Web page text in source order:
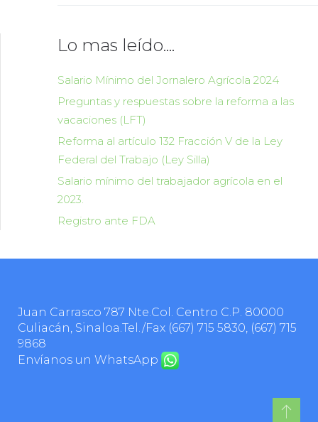
Lo mas leído....
Salario Mínimo del Jornalero Agrícola 2024
Preguntas y respuestas sobre la reforma a las
vacaciones (LFT)
Reforma al artículo 132 Fracción V de la Ley
Federal del Trabajo (Ley Silla)
Salario mínimo del trabajador agrícola en el
2023.
Registro ante FDA
Juan Carrasco 787 Nte.Col. Centro C.P. 80000
Culiacán, Sinaloa.Tel./Fax (667) 715 5830, (667) 715
9868
Envíanos un WhatsApp